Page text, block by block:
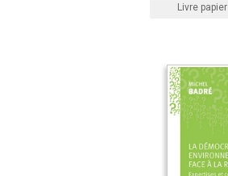
Livre papier